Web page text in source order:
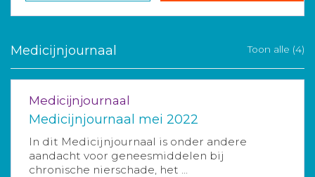
Medicijnjournaal Toon alle (4)
Medicijnjournaal
Medicijnjournaal mei 2022
In dit Medicijnjournaal is onder andere
aandacht voor geneesmiddelen bij
chronische nierschade, het ...